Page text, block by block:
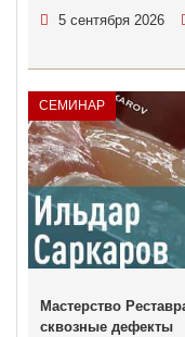
5 сентября 2026
СЕМИНАР
Мастерство
сквозные дефекты